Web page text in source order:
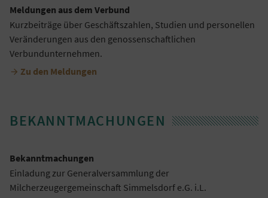
Meldungen aus dem Verbund
Kurzbeiträge über Geschäftszahlen, Studien und personellen
Veränderungen aus den genossenschaftlichen
Verbundunternehmen.
 Zu den Meldungen
BEKANNTMACHUNGEN
Bekanntmachungen
Einladung zur Generalversammlung der
Milcherzeugergemeinschaft Simmelsdorf e.G. i.L.